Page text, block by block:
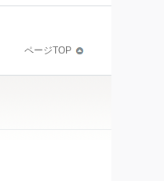
ページTOP